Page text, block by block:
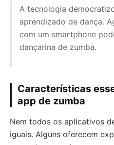
A tecnologia
aprendizado de dança.
com um smartphone
dançarina de zumba.
Características
app de zumba
Nem todos os aplicativos
iguais. Alguns oferecem